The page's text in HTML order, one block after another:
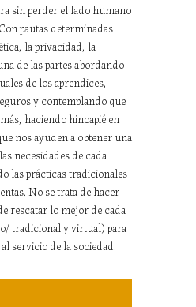
sin perder el lado humano
pautas determinadas
ética, la privacidad, la
de las partes abordando
de los aprendices,
y contemplando que
haciendo hincapié en
nos ayuden a obtener una
necesidades de cada
las prácticas tradicionales
No se trata de hacer
rescatar lo mejor de cada
tradicional y virtual) para
servicio de la sociedad.